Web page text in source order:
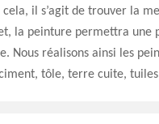
cela, il s’agit de trouver la
la peinture permettra une
Nous réalisons ainsi les
tôle, terre cuite,